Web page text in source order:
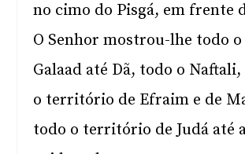
no cimo do Pisgá, em frente
O Senhor mostrou-lhe todo o
Galaad até Dã, todo o Naftali,
o território de Efraim e de
todo o território de Judá até